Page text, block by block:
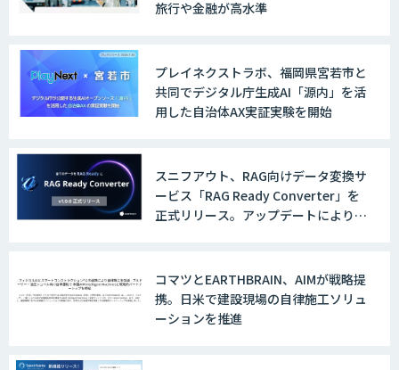
AI 受託開発・導入支援
TERAS AIカメラソリューション
AI・DXコンサルティング伴走支援サービ
旅行や金融が高水準
プレイネクストラボ、福岡県宮若市と
共同でデジタル庁生成AI「源内」を活
用した自治体AX実証実験を開始
スニフアウト、RAG向けデータ変換サ
ービス「RAG Ready Converter」を
正式リリース。アップデートにより変
コマツとEARTHBRAIN、AIMが戦略提
携。日米で建設現場の自律施工ソリュ
ーションを推進